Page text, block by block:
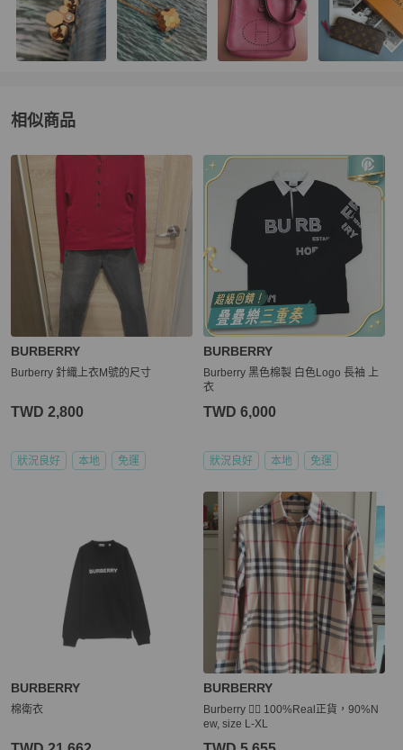
相似商品
更多相似BURBERRY女裝推薦精品
BURBERRY
Burberry 針織上衣M號的尺寸
TWD 2,800
狀況良好 本地 免運
BURBERRY
Burberry 黑色棉製 白色Logo 長袖 上
衣
TWD 6,000
狀況良好 本地 免運
BURBERRY
棉衛衣
BURBERRY
Burberry 👍🏻 100%Real正貨，90%N
ew, size L-XL